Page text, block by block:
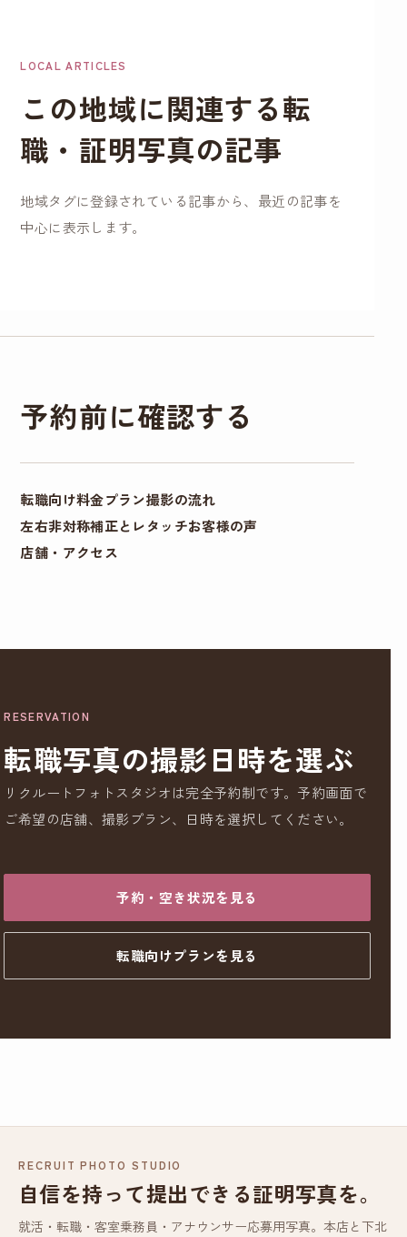
ございました！
LOCAL ARTICLES
この地域に関連する転
職・証明写真の記事
地域タグに登録されている記事から、最近の記事を
中心に表示します。
予約前に確認する
転職向け料金プラン撮影の流れ
左右非対称補正とレタッチお客様の声
店舗・アクセス
RESERVATION
転職写真の撮影日時を選ぶ
リクルートフォトスタジオは完全予約制です。予約画面で
ご希望の店舗、撮影プラン、日時を選択してください。
予約・空き状況を見る
転職向けプランを見る
RECRUIT PHOTO STUDIO
自信を持って提出できる証明写真を。
就活・転職・客室乗務員・アナウンサー応募用写真。本店と下北